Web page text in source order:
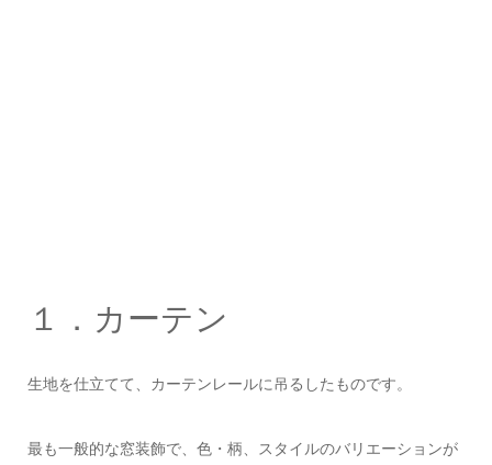
１．カーテン
生地を仕立てて、カーテンレールに吊るしたものです。
最も一般的な窓装飾で、色・柄、スタイルのバリエーションが